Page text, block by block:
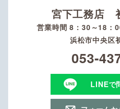
宮下工務店
営業時間 8：30～18：
浜松市中央区
053-
LINEで